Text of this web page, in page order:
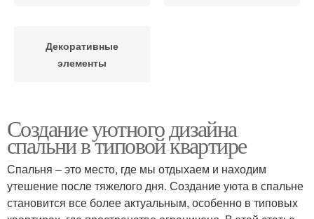
Декоративные
элементы
Создание уютного дизайна
спальни в типовой квартире
Спальня – это место, где мы отдыхаем и находим
утешение после тяжелого дня. Создание уюта в спальне
становится все более актуальным, особенно в типовых